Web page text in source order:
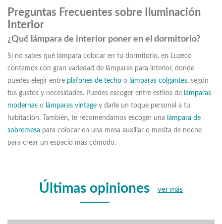
Preguntas Frecuentes sobre Iluminación
Interior
¿Qué lámpara de interior poner en el dormitorio?
Si no sabes qué lámpara colocar en tu dormitorio, en Luzeco
contamos con gran variedad de lámparas para interior, donde
puedes elegir entre plafones de techo o lámparas colgantes, según
tus gustos y necesidades. Puedes escoger entre estilos de lámparas
modernas o lámparas vintage y darle un toque personal a tu
habitación. También, te recomendamos escoger una lámpara de
sobremesa para colocar en una mesa auxiliar o mesita de noche
para crear un espacio más cómodo.
Últimas opiniones ver más